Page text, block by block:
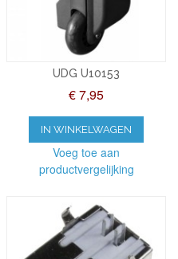
UDG U10153
€ 7,95
IN WINKELWAGEN
Voeg toe aan
productvergelijking